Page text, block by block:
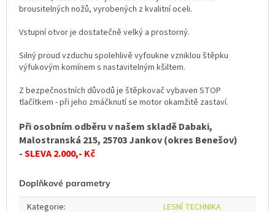
brousitelných nožů, vyrobených z kvalitní oceli.
Vstupní otvor je dostatečně velký a prostorný.
Silný proud vzduchu spolehlivě vyfoukne vzniklou štěpku
výfukovým komínem s nastavitelným kšiltem.
Z bezpečnostních důvodů je štěpkovač vybaven STOP
tlačítkem - při jeho zmáčknutí se motor okamžitě zastaví.
Při osobním odběru v našem skladě Dabaki,
Malostranská 215, 25703 Jankov (okres Benešov)
-SLEVA 2.000,- Kč
Doplňkové parametry
Kategorie:
LESNÍ TECHNIKA